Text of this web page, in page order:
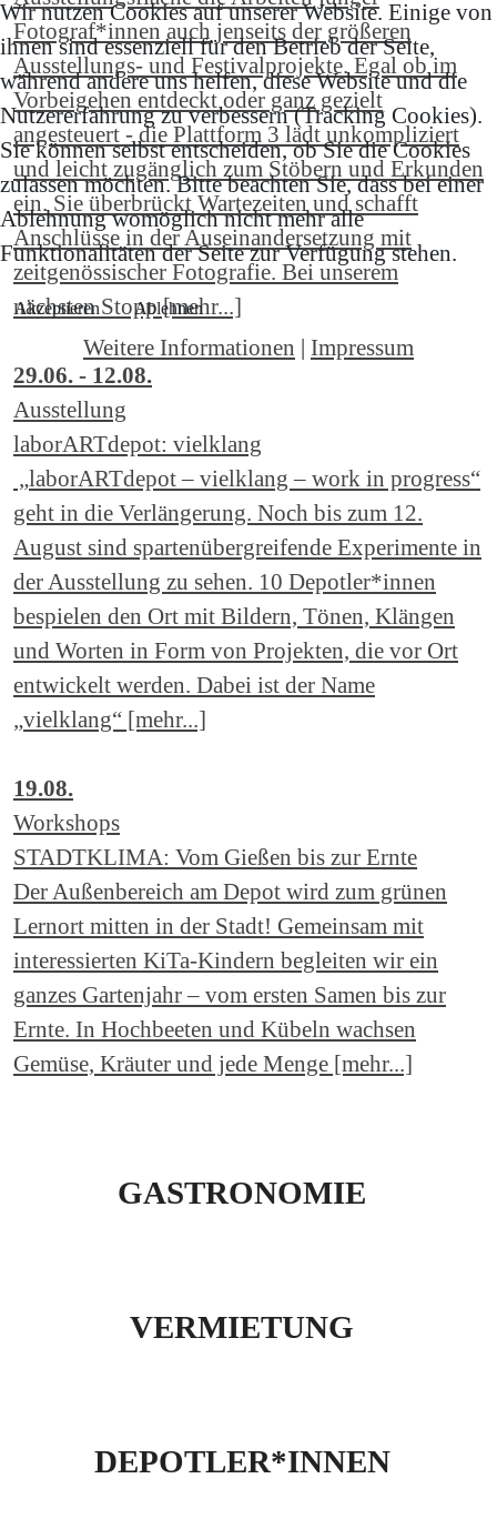
Fotograf*innen auch jenseits der größeren
Ausstellungs- und Festivalprojekte. Egal ob im
Vorbeigehen entdeckt oder ganz gezielt
angesteuert - die Plattform 3 lädt unkompliziert
und leicht zugänglich zum Stöbern und Erkunden
ein. Sie überbrückt Wartezeiten und schafft
Anschlüsse in der Auseinandersetzung mit
zeitgenössischer Fotografie. Bei unserem
nächsten Stopp [mehr...]
29.06. - 12.08.
Ausstellung
laborARTdepot: vielklang
„laborARTdepot – vielklang – work in progress“
geht in die Verlängerung. Noch bis zum 12.
August sind spartenübergreifende Experimente in
der Ausstellung zu sehen. 10 Depotler*innen
bespielen den Ort mit Bildern, Tönen, Klängen
und Worten in Form von Projekten, die vor Ort
entwickelt werden. Dabei ist der Name
„vielklang“ [mehr...]
19.08.
Workshops
STADTKLIMA: Vom Gießen bis zur Ernte
Der Außenbereich am Depot wird zum grünen
Lernort mitten in der Stadt! Gemeinsam mit
interessierten KiTa-Kindern begleiten wir ein
ganzes Gartenjahr – vom ersten Samen bis zur
Ernte. In Hochbeeten und Kübeln wachsen
Gemüse, Kräuter und jede Menge [mehr...]
GASTRONOMIE
VERMIETUNG
DEPOTLER*INNEN
Wir nutzen Cookies auf unserer Website. Einige von
ihnen sind essenziell für den Betrieb der Seite,
während andere uns helfen, diese Website und die
Nutzererfahrung zu verbessern (Tracking Cookies).
Sie können selbst entscheiden, ob Sie die Cookies
zulassen möchten. Bitte beachten Sie, dass bei einer
Ablehnung womöglich nicht mehr alle
Funktionalitäten der Seite zur Verfügung stehen.
Akzeptieren Ablehnen
Weitere Informationen | Impressum